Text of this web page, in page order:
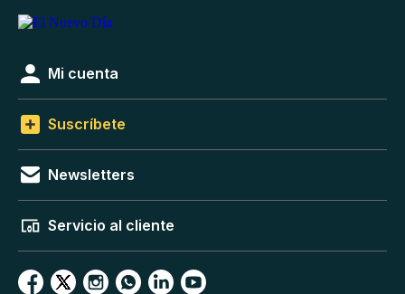
Mi cuenta
Suscríbete
Newsletters
Servicio al cliente